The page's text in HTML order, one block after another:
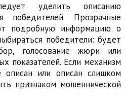
уделить описанию
победителей. Прозрачные
подробную информацию о
победители: будет
голосование жюри или
показателей. Если механизм
описан или описан слишком
признаком мошеннической